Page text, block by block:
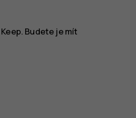
Keep. Budete je mít